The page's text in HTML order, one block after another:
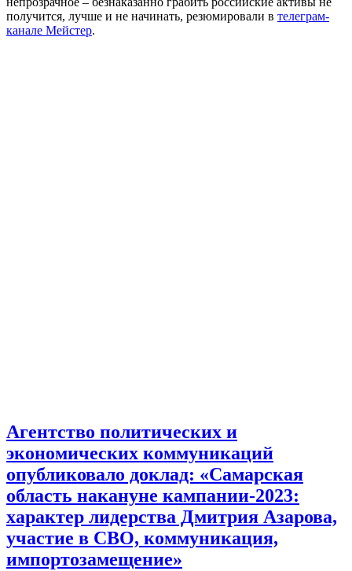
получится, лучше и не начинать, резюмировали в телеграм-
канале Мейстер.
Агентство политических и
экономических коммуникаций
опубликовало доклад: «Самарская
область накануне кампании-2023:
характер лидерства Дмитрия Азарова,
участие в СВО, коммуникация,
импортозамещение»